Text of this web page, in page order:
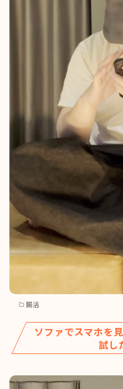
腸活
ソファでスマホを
試し